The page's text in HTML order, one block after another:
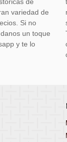
de
variedad de
Si no
un toque
y te lo